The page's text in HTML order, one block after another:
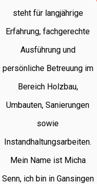
steht für langjährige
Erfahrung, fachgerechte
Ausführung und
persönliche Betreuung im
Bereich Holzbau,
Umbauten, Sanierungen
sowie
Instandhaltungsarbeiten.
Mein Name ist Micha
Senn, ich bin in Gansingen